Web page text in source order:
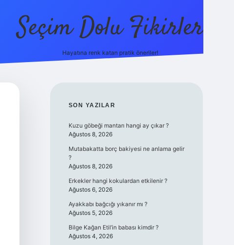
Seçim Dolu Fikirler
Hayatına renk katan pratik öneriler!
SIDEBAR
SON YAZILAR
Kuzu göbeği mantarı hangi ay çıkar ?
Ağustos 8, 2026
Mutabakatta borç bakiyesi ne anlama gelir
?
Ağustos 8, 2026
Erkekler hangi kokulardan etkilenir ?
Ağustos 6, 2026
Ayakkabı bağcığı yıkanır mı ?
Ağustos 5, 2026
Bilge Kağan Etil’in babası kimdir ?
Ağustos 4, 2026